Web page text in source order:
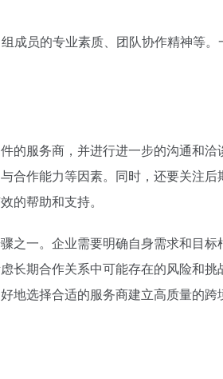
成员的专业素质、团队协作精神等
的服务商，并进行进一步的沟通和洽
合作能力等因素。同时，还要关注
的帮助和支持。
之一。企业需要明确自身需求和目
长期合作关系中可能存在的风险和
地选择合适的服务商建立高质量的跨